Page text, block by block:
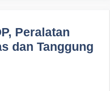
Peralatan
dan Tanggung